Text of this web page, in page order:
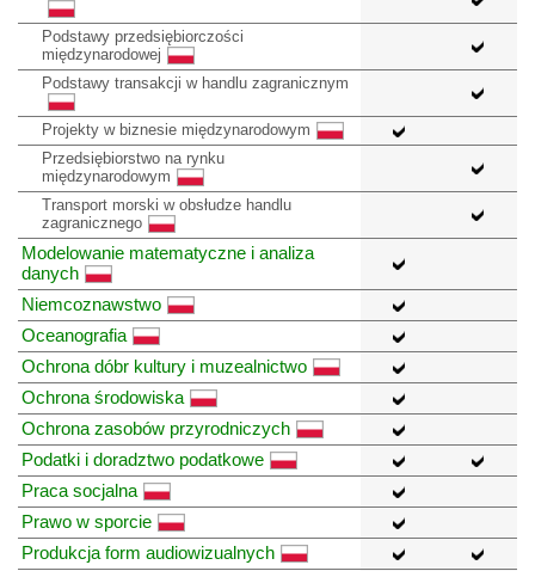
Podstawy przedsiębiorczości
międzynarodowej
Podstawy transakcji w handlu zagranicznym
Projekty w biznesie międzynarodowym
Przedsiębiorstwo na rynku
międzynarodowym
Transport morski w obsłudze handlu
zagranicznego
Modelowanie matematyczne i analiza
danych
Niemcoznawstwo
Oceanografia
Ochrona dóbr kultury i muzealnictwo
Ochrona środowiska
Ochrona zasobów przyrodniczych
Podatki i doradztwo podatkowe
Praca socjalna
Prawo w sporcie
Produkcja form audiowizualnych